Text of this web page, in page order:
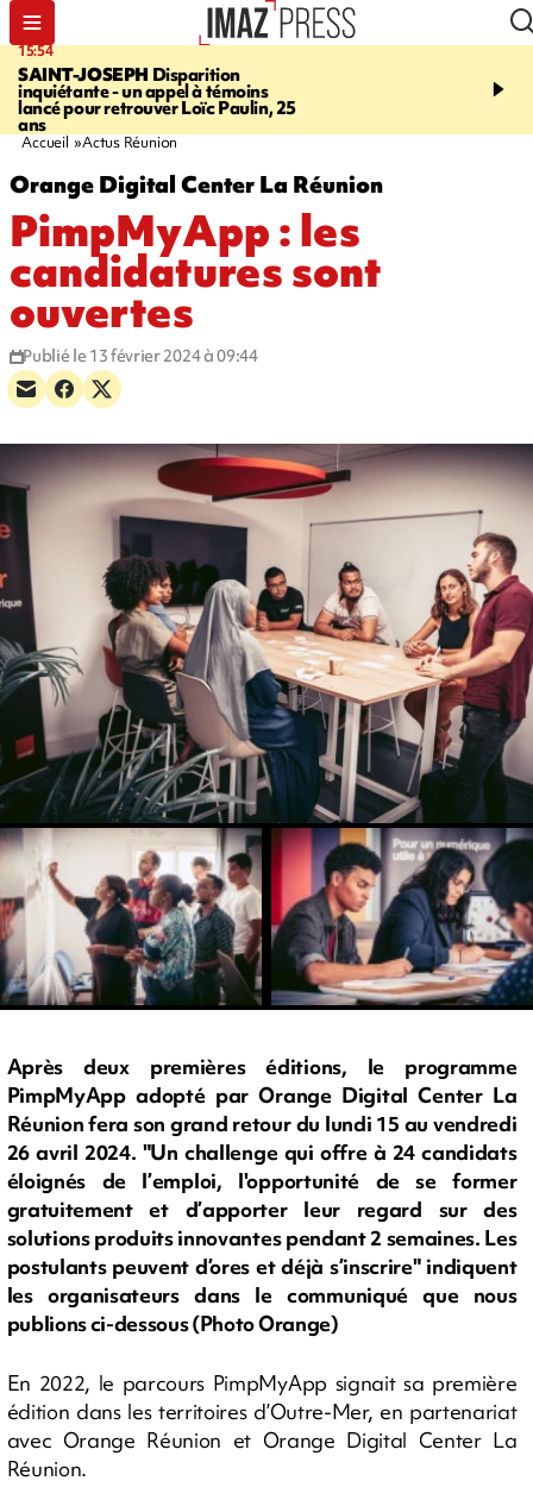
15:54
SAINT-JOSEPH Disparition
inquiétante - un appel à témoins
lancé pour retrouver Loïc Paulin, 25
ans
17:52
dimanche pour
Accueil Actus Réunion
Orange Digital Center La Réunion
PimpMyApp : les
candidatures sont
ouvertes
Publié le 13 février 2024 à 09:44
Après deux premières éditions, le programme
PimpMyApp adopté par Orange Digital Center La
Réunion fera son grand retour du lundi 15 au vendredi
26 avril 2024. "Un challenge qui offre à 24 candidats
éloignés de l’emploi, l'opportunité de se former
gratuitement et d’apporter leur regard sur des
solutions produits innovantes pendant 2 semaines. Les
postulants peuvent d’ores et déjà s’inscrire" indiquent
les organisateurs dans le communiqué que nous
publions ci-dessous (Photo Orange)
En 2022, le parcours PimpMyApp signait sa première
édition dans les territoires d’Outre-Mer, en partenariat
avec Orange Réunion et Orange Digital Center La
Réunion.